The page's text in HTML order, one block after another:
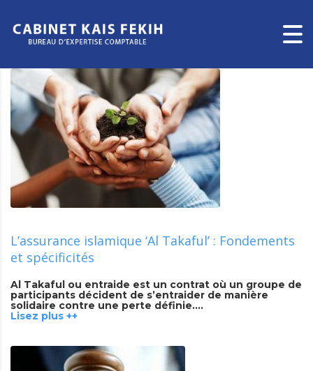
L’assurance islamique ‘Al Takaful’ : Fondements
et spécificités
Al Takaful ou entraide est un contrat où un groupe de
participants décident de s’entraider de manière
solidaire contre une perte définie….
Lisez plus ++